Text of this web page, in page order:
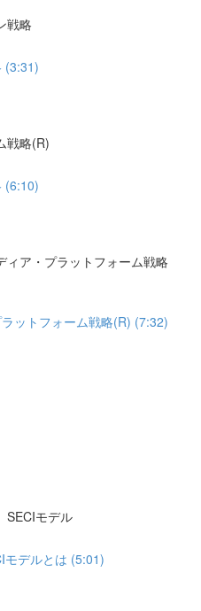
戦略
(3:31)
戦略(R)
(6:10)
ア・プラットフォーム戦略
ットフォーム戦略(R) (7:32)
モデル
デルとは (5:01)